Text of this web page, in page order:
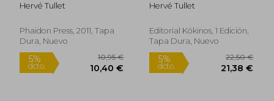
Rápido Rápido
Hervé Tullet
Phaidon Press, 2011, Tapa
Dura, Nuevo
Hervé Tullet
Editorial Kókinos, 1 Edición,
Tapa Dura, Nuevo